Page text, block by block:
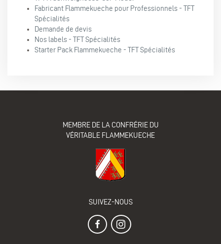
Fabricant Flammekueche pour Professionnels - TFT
Spécialités
Demande de devis
Nos labels - TFT Spécialités
Starter Pack Flammekueche - TFT Spécialités
MEMBRE DE LA CONFRÉRIE DU
VÉRITABLE FLAMMEKUECHE
SUIVEZ-NOUS